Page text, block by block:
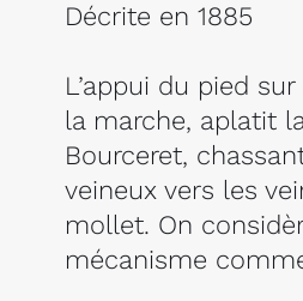
Décrite en 1885
L’appui du pied
la marche, aplatit
Bourceret,
veineux vers les
mollet. On
mécanisme